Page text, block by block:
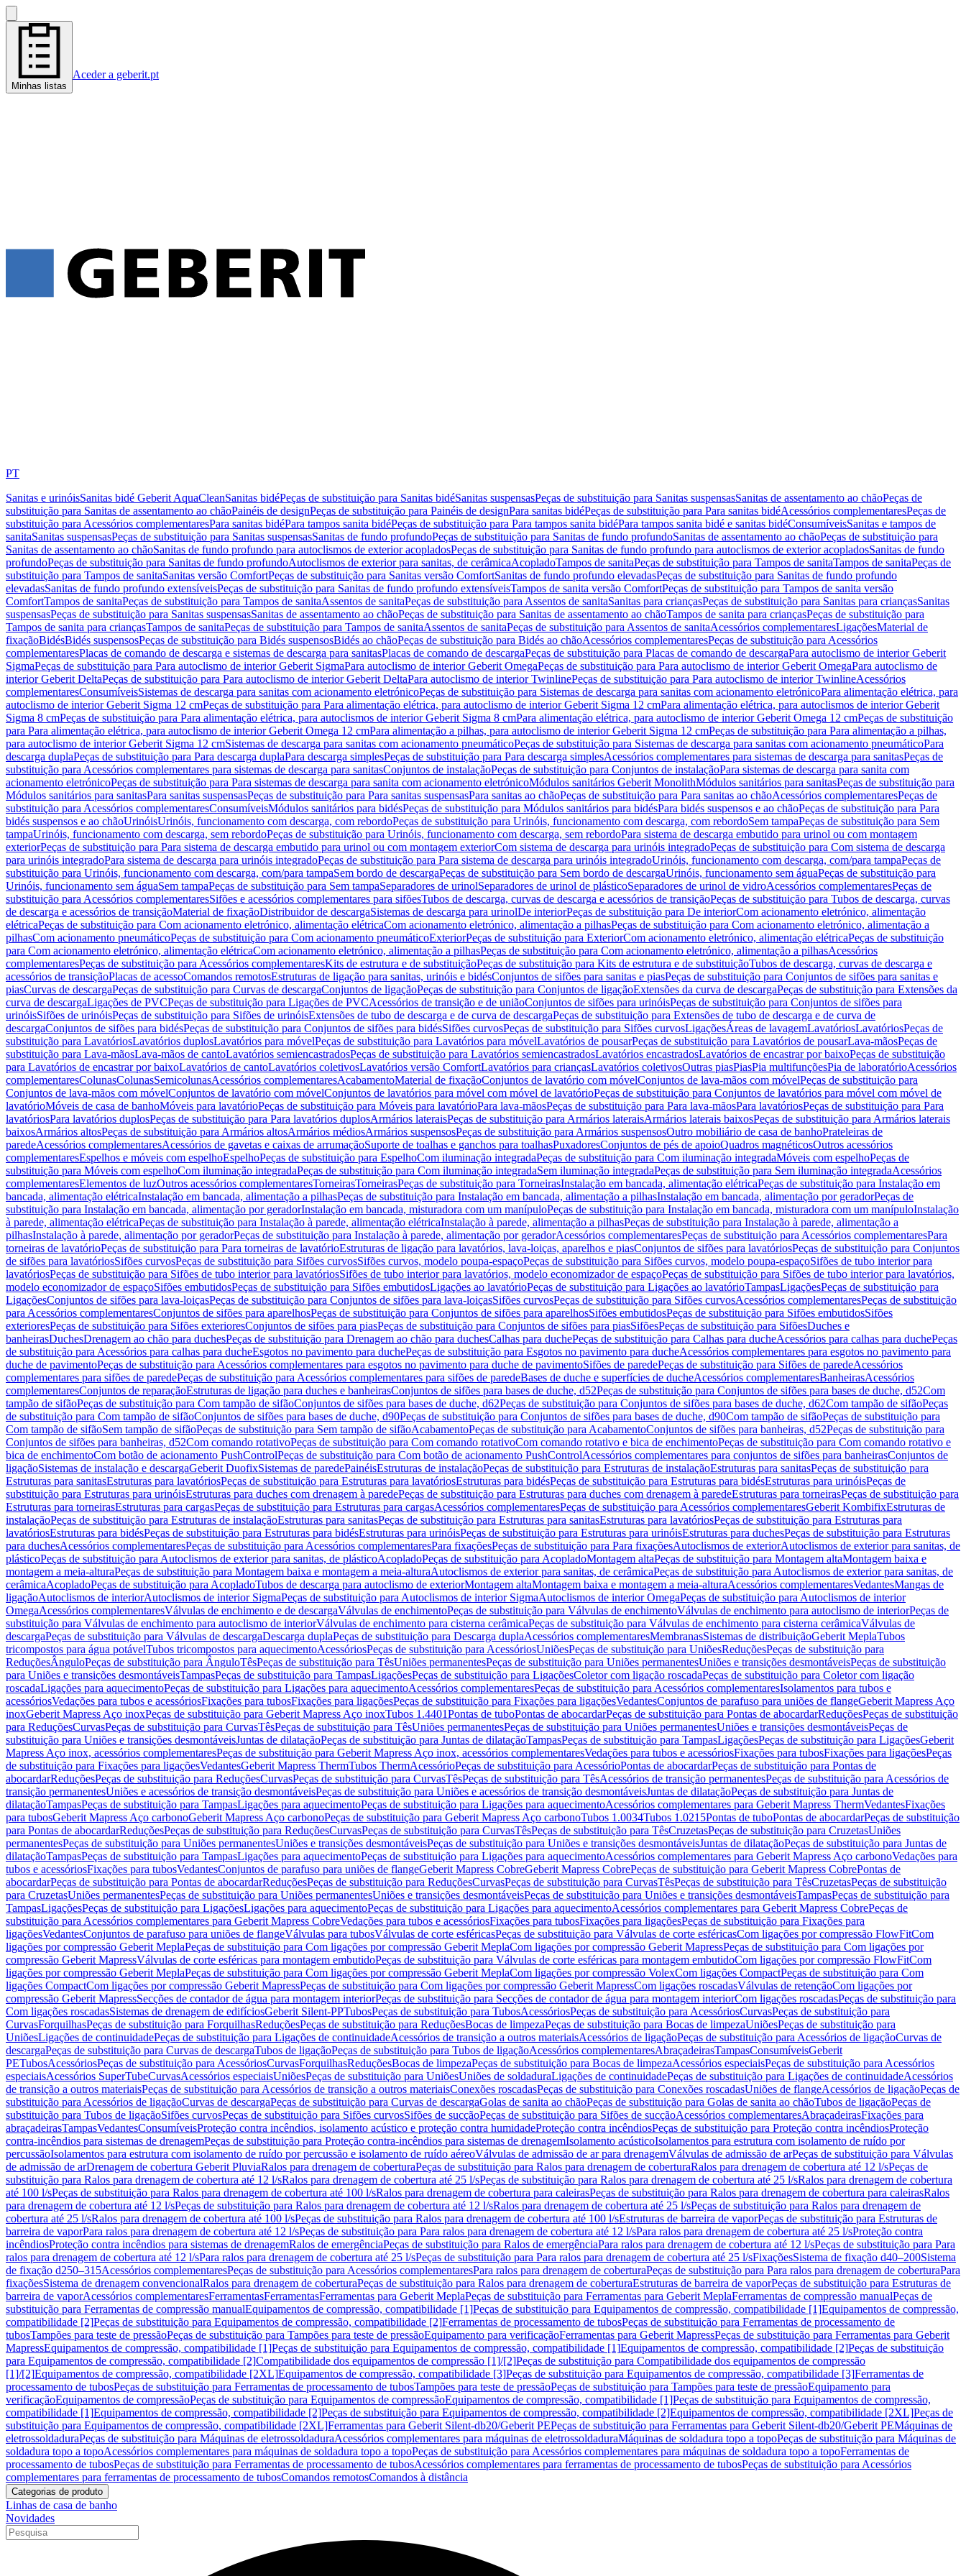
Minhas listas
Aceder a geberit.pt
PT
Sanitas e urinóisSanitas bidé Geberit AquaCleanSanitas bidéPeças de substituição para Sanitas bidéSanitas suspensasPeças de substituição para Sanitas suspensasSanitas de assentamento ao chãoPeças de
substituição para Sanitas de assentamento ao chãoPainéis de designPeças de substituição para Painéis de designPara sanitas bidéPeças de substituição para Para sanitas bidéAcessórios complementaresPeças de
substituição para Acessórios complementaresPara sanitas bidéPara tampos sanita bidéPeças de substituição para Para tampos sanita bidéPara tampos sanita bidé e sanitas bidéConsumíveisSanitas e tampos de
sanitaSanitas suspensasPeças de substituição para Sanitas suspensasSanitas de fundo profundoPeças de substituição para Sanitas de fundo profundoSanitas de assentamento ao chãoPeças de substituição para
Sanitas de assentamento ao chãoSanitas de fundo profundo para autoclismos de exterior acopladosPeças de substituição para Sanitas de fundo profundo para autoclismos de exterior acopladosSanitas de fundo
profundoPeças de substituição para Sanitas de fundo profundoAutoclismos de exterior para sanitas, de cerâmicaAcopladoTampos de sanitaPeças de substituição para Tampos de sanitaTampos de sanitaPeças de
substituição para Tampos de sanitaSanitas versão ComfortPeças de substituição para Sanitas versão ComfortSanitas de fundo profundo elevadasPeças de substituição para Sanitas de fundo profundo
elevadasSanitas de fundo profundo extensíveisPeças de substituição para Sanitas de fundo profundo extensíveisTampos de sanita versão ComfortPeças de substituição para Tampos de sanita versão
ComfortTampos de sanitaPeças de substituição para Tampos de sanitaAssentos de sanitaPeças de substituição para Assentos de sanitaSanitas para criançasPeças de substituição para Sanitas para criançasSanitas
suspensasPeças de substituição para Sanitas suspensasSanitas de assentamento ao chãoPeças de substituição para Sanitas de assentamento ao chãoTampos de sanita para criançasPeças de substituição para
Tampos de sanita para criançasTampos de sanitaPeças de substituição para Tampos de sanitaAssentos de sanitaPeças de substituição para Assentos de sanitaAcessórios complementaresLigaçõesMaterial de
fixaçãoBidésBidés suspensosPeças de substituição para Bidés suspensosBidés ao chãoPeças de substituição para Bidés ao chãoAcessórios complementaresPeças de substituição para Acessórios
complementaresPlacas de comando de descarga e sistemas de descarga para sanitasPlacas de comando de descargaPeças de substituição para Placas de comando de descargaPara autoclismo de interior Geberit
SigmaPeças de substituição para Para autoclismo de interior Geberit SigmaPara autoclismo de interior Geberit OmegaPeças de substituição para Para autoclismo de interior Geberit OmegaPara autoclismo de
interior Geberit DeltaPeças de substituição para Para autoclismo de interior Geberit DeltaPara autoclismo de interior TwinlinePeças de substituição para Para autoclismo de interior TwinlineAcessórios
complementaresConsumíveisSistemas de descarga para sanitas com acionamento eletrónicoPeças de substituição para Sistemas de descarga para sanitas com acionamento eletrónicoPara alimentação elétrica, para
autoclismo de interior Geberit Sigma 12 cmPeças de substituição para Para alimentação elétrica, para autoclismo de interior Geberit Sigma 12 cmPara alimentação elétrica, para autoclismos de interior Geberit
Sigma 8 cmPeças de substituição para Para alimentação elétrica, para autoclismos de interior Geberit Sigma 8 cmPara alimentação elétrica, para autoclismo de interior Geberit Omega 12 cmPeças de substituição
para Para alimentação elétrica, para autoclismo de interior Geberit Omega 12 cmPara alimentação a pilhas, para autoclismo de interior Geberit Sigma 12 cmPeças de substituição para Para alimentação a pilhas,
para autoclismo de interior Geberit Sigma 12 cmSistemas de descarga para sanitas com acionamento pneumáticoPeças de substituição para Sistemas de descarga para sanitas com acionamento pneumáticoPara
descarga duplaPeças de substituição para Para descarga duplaPara descarga simplesPeças de substituição para Para descarga simplesAcessórios complementares para sistemas de descarga para sanitasPeças de
substituição para Acessórios complementares para sistemas de descarga para sanitasConjuntos de instalaçãoPeças de substituição para Conjuntos de instalaçãoPara sistemas de descarga para sanita com
acionamento eletrónicoPeças de substituição para Para sistemas de descarga para sanita com acionamento eletrónicoMódulos sanitários Geberit MonolithMódulos sanitários para sanitasPeças de substituição para
Módulos sanitários para sanitasPara sanitas suspensasPeças de substituição para Para sanitas suspensasPara sanitas ao chãoPeças de substituição para Para sanitas ao chãoAcessórios complementaresPeças de
substituição para Acessórios complementaresConsumíveisMódulos sanitários para bidésPeças de substituição para Módulos sanitários para bidésPara bidés suspensos e ao chãoPeças de substituição para Para
bidés suspensos e ao chãoUrinóisUrinóis, funcionamento com descarga, com rebordoPeças de substituição para Urinóis, funcionamento com descarga, com rebordoSem tampaPeças de substituição para Sem
tampaUrinóis, funcionamento com descarga, sem rebordoPeças de substituição para Urinóis, funcionamento com descarga, sem rebordoPara sistema de descarga embutido para urinol ou com montagem
exteriorPeças de substituição para Para sistema de descarga embutido para urinol ou com montagem exteriorCom sistema de descarga para urinóis integradoPeças de substituição para Com sistema de descarga
para urinóis integradoPara sistema de descarga para urinóis integradoPeças de substituição para Para sistema de descarga para urinóis integradoUrinóis, funcionamento com descarga, com/para tampaPeças de
substituição para Urinóis, funcionamento com descarga, com/para tampaSem bordo de descargaPeças de substituição para Sem bordo de descargaUrinóis, funcionamento sem águaPeças de substituição para
Urinóis, funcionamento sem águaSem tampaPeças de substituição para Sem tampaSeparadores de urinolSeparadores de urinol de plásticoSeparadores de urinol de vidroAcessórios complementaresPeças de
substituição para Acessórios complementaresSifões e acessórios complementares para sifõesTubos de descarga, curvas de descarga e acessórios de transiçãoPeças de substituição para Tubos de descarga, curvas
de descarga e acessórios de transiçãoMaterial de fixaçãoDistribuidor de descargaSistemas de descarga para urinolDe interiorPeças de substituição para De interiorCom acionamento eletrónico, alimentação
elétricaPeças de substituição para Com acionamento eletrónico, alimentação elétricaCom acionamento eletrónico, alimentação a pilhasPeças de substituição para Com acionamento eletrónico, alimentação a
pilhasCom acionamento pneumáticoPeças de substituição para Com acionamento pneumáticoExteriorPeças de substituição para ExteriorCom acionamento eletrónico, alimentação elétricaPeças de substituição
para Com acionamento eletrónico, alimentação elétricaCom acionamento eletrónico, alimentação a pilhasPeças de substituição para Com acionamento eletrónico, alimentação a pilhasAcessórios
complementaresPeças de substituição para Acessórios complementaresKits de estrutura e de substituiçãoPeças de substituição para Kits de estrutura e de substituiçãoTubos de descarga, curvas de descarga e
acessórios de transiçãoPlacas de acessoComandos remotosEstruturas de ligação para sanitas, urinóis e bidésConjuntos de sifões para sanitas e piasPeças de substituição para Conjuntos de sifões para sanitas e
piasCurvas de descargaPeças de substituição para Curvas de descargaConjuntos de ligaçãoPeças de substituição para Conjuntos de ligaçãoExtensões da curva de descargaPeças de substituição para Extensões da
curva de descargaLigações de PVCPeças de substituição para Ligações de PVCAcessórios de transição e de uniãoConjuntos de sifões para urinóisPeças de substituição para Conjuntos de sifões para
urinóisSifões de urinóisPeças de substituição para Sifões de urinóisExtensões de tubo de descarga e de curva de descargaPeças de substituição para Extensões de tubo de descarga e de curva de
descargaConjuntos de sifões para bidésPeças de substituição para Conjuntos de sifões para bidésSifões curvosPeças de substituição para Sifões curvosLigaçõesÁreas de lavagemLavatóriosLavatóriosPeças de
substituição para LavatóriosLavatórios duplosLavatórios para móvelPeças de substituição para Lavatórios para móvelLavatórios de pousarPeças de substituição para Lavatórios de pousarLava-mãosPeças de
substituição para Lava-mãosLava-mãos de cantoLavatórios semiencastradosPeças de substituição para Lavatórios semiencastradosLavatórios encastradosLavatórios de encastrar por baixoPeças de substituição
para Lavatórios de encastrar por baixoLavatórios de cantoLavatórios coletivosLavatórios versão ComfortLavatórios para criançasLavatórios coletivosOutras piasPiasPia multifunçõesPia de laboratórioAcessórios
complementaresColunasColunasSemicolunasAcessórios complementaresAcabamentoMaterial de fixaçãoConjuntos de lavatório com móvelConjuntos de lava-mãos com móvelPeças de substituição para
Conjuntos de lava-mãos com móvelConjuntos de lavatório com móvelConjuntos de lavatórios para móvel com móvel de lavatórioPeças de substituição para Conjuntos de lavatórios para móvel com móvel de
lavatórioMóveis de casa de banhoMóveis para lavatórioPeças de substituição para Móveis para lavatórioPara lava-mãosPeças de substituição para Para lava-mãosPara lavatóriosPeças de substituição para Para
lavatóriosPara lavatórios duplosPeças de substituição para Para lavatórios duplosArmários lateraisPeças de substituição para Armários lateraisArmários laterais baixosPeças de substituição para Armários laterais
baixosArmários altosPeças de substituição para Armários altosArmários médiosArmários suspensosPeças de substituição para Armários suspensosOutro mobiliário de casa de banhoPrateleiras de
paredeAcessórios complementaresAcessórios de gavetas e caixas de arrumaçãoSuporte de toalhas e ganchos para toalhasPuxadoresConjuntos de pés de apoioQuadros magnéticosOutros acessórios
complementaresEspelhos e móveis com espelhoEspelhoPeças de substituição para EspelhoCom iluminação integradaPeças de substituição para Com iluminação integradaMóveis com espelhoPeças de
substituição para Móveis com espelhoCom iluminação integradaPeças de substituição para Com iluminação integradaSem iluminação integradaPeças de substituição para Sem iluminação integradaAcessórios
complementaresElementos de luzOutros acessórios complementaresTorneirasTorneirasPeças de substituição para TorneirasInstalação em bancada, alimentação elétricaPeças de substituição para Instalação em
bancada, alimentação elétricaInstalação em bancada, alimentação a pilhasPeças de substituição para Instalação em bancada, alimentação a pilhasInstalação em bancada, alimentação por geradorPeças de
substituição para Instalação em bancada, alimentação por geradorInstalação em bancada, misturadora com um manípuloPeças de substituição para Instalação em bancada, misturadora com um manípuloInstalação
à parede, alimentação elétricaPeças de substituição para Instalação à parede, alimentação elétricaInstalação à parede, alimentação a pilhasPeças de substituição para Instalação à parede, alimentação a
pilhasInstalação à parede, alimentação por geradorPeças de substituição para Instalação à parede, alimentação por geradorAcessórios complementaresPeças de substituição para Acessórios complementaresPara
torneiras de lavatórioPeças de substituição para Para torneiras de lavatórioEstruturas de ligação para lavatórios, lava-loiças, aparelhos e piasConjuntos de sifões para lavatóriosPeças de substituição para Conjuntos
de sifões para lavatóriosSifões curvosPeças de substituição para Sifões curvosSifões curvos, modelo poupa-espaçoPeças de substituição para Sifões curvos, modelo poupa-espaçoSifões de tubo interior para
lavatóriosPeças de substituição para Sifões de tubo interior para lavatóriosSifões de tubo interior para lavatórios, modelo economizador de espaçoPeças de substituição para Sifões de tubo interior para lavatórios,
modelo economizador de espaçoSifões embutidosPeças de substituição para Sifões embutidosLigações ao lavatórioPeças de substituição para Ligações ao lavatórioTampasLigaçõesPeças de substituição para
LigaçõesConjuntos de sifões para lava-loiçasPeças de substituição para Conjuntos de sifões para lava-loiçasSifões curvosPeças de substituição para Sifões curvosAcessórios complementaresPeças de substituição
para Acessórios complementaresConjuntos de sifões para aparelhosPeças de substituição para Conjuntos de sifões para aparelhosSifões embutidosPeças de substituição para Sifões embutidosSifões
exterioresPeças de substituição para Sifões exterioresConjuntos de sifões para piasPeças de substituição para Conjuntos de sifões para piasSifõesPeças de substituição para SifõesDuches e
banheirasDuchesDrenagem ao chão para duchesPeças de substituição para Drenagem ao chão para duchesCalhas para duchePeças de substituição para Calhas para ducheAcessórios para calhas para duchePeças
de substituição para Acessórios para calhas para ducheEsgotos no pavimento para duchePeças de substituição para Esgotos no pavimento para ducheAcessórios complementares para esgotos no pavimento para
duche de pavimentoPeças de substituição para Acessórios complementares para esgotos no pavimento para duche de pavimentoSifões de paredePeças de substituição para Sifões de paredeAcessórios
complementares para sifões de paredePeças de substituição para Acessórios complementares para sifões de paredeBases de duche e superfícies de ducheAcessórios complementaresBanheirasAcessórios
complementaresConjuntos de reparaçãoEstruturas de ligação para duches e banheirasConjuntos de sifões para bases de duche, d52Peças de substituição para Conjuntos de sifões para bases de duche, d52Com
tampão de sifãoPeças de substituição para Com tampão de sifãoConjuntos de sifões para bases de duche, d62Peças de substituição para Conjuntos de sifões para bases de duche, d62Com tampão de sifãoPeças
de substituição para Com tampão de sifãoConjuntos de sifões para bases de duche, d90Peças de substituição para Conjuntos de sifões para bases de duche, d90Com tampão de sifãoPeças de substituição para
Com tampão de sifãoSem tampão de sifãoPeças de substituição para Sem tampão de sifãoAcabamentoPeças de substituição para AcabamentoConjuntos de sifões para banheiras, d52Peças de substituição para
Conjuntos de sifões para banheiras, d52Com comando rotativoPeças de substituição para Com comando rotativoCom comando rotativo e bica de enchimentoPeças de substituição para Com comando rotativo e
bica de enchimentoCom botão de acionamento PushControlPeças de substituição para Com botão de acionamento PushControlAcessórios complementares para conjuntos de sifões para banheirasConjuntos de
ligaçãoSistemas de instalação e descargaGeberit DuofixSistemas de paredePainéisEstruturas de instalaçãoPeças de substituição para Estruturas de instalaçãoEstruturas para sanitasPeças de substituição para
Estruturas para sanitasEstruturas para lavatóriosPeças de substituição para Estruturas para lavatóriosEstruturas para bidésPeças de substituição para Estruturas para bidésEstruturas para urinóisPeças de
substituição para Estruturas para urinóisEstruturas para duches com drenagem à paredePeças de substituição para Estruturas para duches com drenagem à paredeEstruturas para torneirasPeças de substituição para
Estruturas para torneirasEstruturas para cargasPeças de substituição para Estruturas para cargasAcessórios complementaresPeças de substituição para Acessórios complementaresGeberit KombifixEstruturas de
instalaçãoPeças de substituição para Estruturas de instalaçãoEstruturas para sanitasPeças de substituição para Estruturas para sanitasEstruturas para lavatóriosPeças de substituição para Estruturas para
lavatóriosEstruturas para bidésPeças de substituição para Estruturas para bidésEstruturas para urinóisPeças de substituição para Estruturas para urinóisEstruturas para duchesPeças de substituição para Estruturas
para duchesAcessórios complementaresPeças de substituição para Acessórios complementaresPara fixaçõesPeças de substituição para Para fixaçõesAutoclismos de exteriorAutoclismos de exterior para sanitas, de
plásticoPeças de substituição para Autoclismos de exterior para sanitas, de plásticoAcopladoPeças de substituição para AcopladoMontagem altaPeças de substituição para Montagem altaMontagem baixa e
montagem a meia-alturaPeças de substituição para Montagem baixa e montagem a meia-alturaAutoclismos de exterior para sanitas, de cerâmicaPeças de substituição para Autoclismos de exterior para sanitas, de
cerâmicaAcopladoPeças de substituição para AcopladoTubos de descarga para autoclismo de exteriorMontagem altaMontagem baixa e montagem a meia-alturaAcessórios complementaresVedantesMangas de
ligaçãoAutoclismos de interiorAutoclismos de interior SigmaPeças de substituição para Autoclismos de interior SigmaAutoclismos de interior OmegaPeças de substituição para Autoclismos de interior
OmegaAcessórios complementaresVálvulas de enchimento e de descargaVálvulas de enchimentoPeças de substituição para Válvulas de enchimentoVálvulas de enchimento para autoclismo de interiorPeças de
substituição para Válvulas de enchimento para autoclismo de interiorVálvulas de enchimento para cisterna cerâmicaPeças de substituição para Válvulas de enchimento para cisterna cerâmicaVálvulas de
descargaPeças de substituição para Válvulas de descargaDescarga duplaPeças de substituição para Descarga duplaAcessórios complementaresMembranasSistemas de distribuiçãoGeberit MeplaTubos
tricompostos para água potávelTubos tricompostos para aquecimentoAcessóriosPeças de substituição para AcessóriosUniõesPeças de substituição para UniõesReduçõesPeças de substituição para
ReduçõesÂnguloPeças de substituição para ÂnguloTêsPeças de substituição para TêsUniões permanentesPeças de substituição para Uniões permanentesUniões e transições desmontáveisPeças de substituição
para Uniões e transições desmontáveisTampasPeças de substituição para TampasLigaçõesPeças de substituição para LigaçõesColetor com ligação roscadaPeças de substituição para Coletor com ligação
roscadaLigações para aquecimentoPeças de substituição para Ligações para aquecimentoAcessórios complementaresPeças de substituição para Acessórios complementaresIsolamentos para tubos e
acessóriosVedações para tubos e acessóriosFixações para tubosFixações para ligaçõesPeças de substituição para Fixações para ligaçõesVedantesConjuntos de parafuso para uniões de flangeGeberit Mapress Aço
inoxGeberit Mapress Aço inoxPeças de substituição para Geberit Mapress Aço inoxTubos 1.4401Pontas de tuboPontas de abocardarPeças de substituição para Pontas de abocardarReduçõesPeças de substituição
para ReduçõesCurvasPeças de substituição para CurvasTêsPeças de substituição para TêsUniões permanentesPeças de substituição para Uniões permanentesUniões e transições desmontáveisPeças de
substituição para Uniões e transições desmontáveisJuntas de dilataçãoPeças de substituição para Juntas de dilataçãoTampasPeças de substituição para TampasLigaçõesPeças de substituição para LigaçõesGeberit
Mapress Aço inox, acessórios complementaresPeças de substituição para Geberit Mapress Aço inox, acessórios complementaresVedações para tubos e acessóriosFixações para tubosFixações para ligaçõesPeças
de substituição para Fixações para ligaçõesVedantesGeberit Mapress ThermTubos ThermAcessórioPeças de substituição para AcessórioPontas de abocardarPeças de substituição para Pontas de
abocardarReduçõesPeças de substituição para ReduçõesCurvasPeças de substituição para CurvasTêsPeças de substituição para TêsAcessórios de transição permanentesPeças de substituição para Acessórios de
transição permanentesUniões e acessórios de transição desmontáveisPeças de substituição para Uniões e acessórios de transição desmontáveisJuntas de dilataçãoPeças de substituição para Juntas de
dilataçãoTampasPeças de substituição para TampasLigações para aquecimentoPeças de substituição para Ligações para aquecimentoAcessórios complementares para Geberit Mapress ThermVedantesFixações
para tubosGeberit Mapress Aço carbonoGeberit Mapress Aço carbonoPeças de substituição para Geberit Mapress Aço carbonoTubos 1.0034Tubos 1.0215Pontas de tuboPontas de abocardarPeças de substituição
para Pontas de abocardarReduçõesPeças de substituição para ReduçõesCurvasPeças de substituição para CurvasTêsPeças de substituição para TêsCruzetasPeças de substituição para CruzetasUniões
permanentesPeças de substituição para Uniões permanentesUniões e transições desmontáveisPeças de substituição para Uniões e transições desmontáveisJuntas de dilataçãoPeças de substituição para Juntas de
dilataçãoTampasPeças de substituição para TampasLigações para aquecimentoPeças de substituição para Ligações para aquecimentoAcessórios complementares para Geberit Mapress Aço carbonoVedações para
tubos e acessóriosFixações para tubosVedantesConjuntos de parafuso para uniões de flangeGeberit Mapress CobreGeberit Mapress CobrePeças de substituição para Geberit Mapress CobrePontas de
abocardarPeças de substituição para Pontas de abocardarReduçõesPeças de substituição para ReduçõesCurvasPeças de substituição para CurvasTêsPeças de substituição para TêsCruzetasPeças de substituição
para CruzetasUniões permanentesPeças de substituição para Uniões permanentesUniões e transições desmontáveisPeças de substituição para Uniões e transições desmontáveisTampasPeças de substituição para
TampasLigaçõesPeças de substituição para LigaçõesLigações para aquecimentoPeças de substituição para Ligações para aquecimentoAcessórios complementares para Geberit Mapress CobrePeças de
substituição para Acessórios complementares para Geberit Mapress CobreVedações para tubos e acessóriosFixações para tubosFixações para ligaçõesPeças de substituição para Fixações para
ligaçõesVedantesConjuntos de parafuso para uniões de flangeVálvulas para tubosVálvulas de corte esféricasPeças de substituição para Válvulas de corte esféricasCom ligações por compressão FlowFitCom
ligações por compressão Geberit MeplaPeças de substituição para Com ligações por compressão Geberit MeplaCom ligações por compressão Geberit MapressPeças de substituição para Com ligações por
compressão Geberit MapressVálvulas de corte esféricas para montagem embutidoPeças de substituição para Válvulas de corte esféricas para montagem embutidoCom ligações por compressão FlowFitCom
ligações por compressão Geberit MeplaPeças de substituição para Com ligações por compressão Geberit MeplaCom ligações por compressão VolexCom ligações CompactPeças de substituição para Com
ligações CompactCom ligações por compressão Geberit MapressPeças de substituição para Com ligações por compressão Geberit MapressCom ligações roscadasVálvulas de retençãoCom ligações por
compressão Geberit MapressSecções de contador de água para montagem interiorPeças de substituição para Secções de contador de água para montagem interiorCom ligações roscadasPeças de substituição para
Com ligações roscadasSistemas de drenagem de edifíciosGeberit Silent-PPTubosPeças de substituição para TubosAcessóriosPeças de substituição para AcessóriosCurvasPeças de substituição para
CurvasForquilhasPeças de substituição para ForquilhasReduçõesPeças de substituição para ReduçõesBocas de limpezaPeças de substituição para Bocas de limpezaUniõesPeças de substituição para
UniõesLigações de continuidadePeças de substituição para Ligações de continuidadeAcessórios de transição a outros materiaisAcessórios de ligaçãoPeças de substituição para Acessórios de ligaçãoCurvas de
descargaPeças de substituição para Curvas de descargaTubos de ligaçãoPeças de substituição para Tubos de ligaçãoAcessórios complementaresAbraçadeirasTampasConsumíveisGeberit
PETubosAcessóriosPeças de substituição para AcessóriosCurvasForquilhasReduçõesBocas de limpezaPeças de substituição para Bocas de limpezaAcessórios especiaisPeças de substituição para Acessórios
especiaisAcessórios SuperTubeCurvasAcessórios especiaisUniõesPeças de substituição para UniõesUniões de soldaduraLigações de continuidadePeças de substituição para Ligações de continuidadeAcessórios
de transição a outros materiaisPeças de substituição para Acessórios de transição a outros materiaisConexões roscadasPeças de substituição para Conexões roscadasUniões de flangeAcessórios de ligaçãoPeças de
substituição para Acessórios de ligaçãoCurvas de descargaPeças de substituição para Curvas de descargaGolas de sanita ao chãoPeças de substituição para Golas de sanita ao chãoTubos de ligaçãoPeças de
substituição para Tubos de ligaçãoSifões curvosPeças de substituição para Sifões curvosSifões de sucçãoPeças de substituição para Sifões de sucçãoAcessórios complementaresAbraçadeirasFixações para
abraçadeirasTampasVedantesConsumíveisProteção contra incêndios, isolamento acústico e proteção contra humidadeProteção contra incêndiosPeças de substituição para Proteção contra incêndiosProteção
contra-incêndios para sistemas de drenagemPeças de substituição para Proteção contra-incêndios para sistemas de drenagemIsolamento acústicoIsolamentos para estrutura com isolamento de ruído por
percussãoIsolamentos para estrutura com isolamento de ruído por percussão e isolamento de ruído aéreoVálvulas de admissão de ar para drenagemVálvulas de admissão de arPeças de substituição para Válvulas
de admissão de arDrenagem de cobertura Geberit PluviaRalos para drenagem de coberturaPeças de substituição para Ralos para drenagem de coberturaRalos para drenagem de cobertura até 12 l/sPeças de
substituição para Ralos para drenagem de cobertura até 12 l/sRalos para drenagem de cobertura até 25 l/sPeças de substituição para Ralos para drenagem de cobertura até 25 l/sRalos para drenagem de cobertura
até 100 l/sPeças de substituição para Ralos para drenagem de cobertura até 100 l/sRalos para drenagem de cobertura para caleirasPeças de substituição para Ralos para drenagem de cobertura para caleirasRalos
para drenagem de cobertura até 12 l/sPeças de substituição para Ralos para drenagem de cobertura até 12 l/sRalos para drenagem de cobertura até 25 l/sPeças de substituição para Ralos para drenagem de
cobertura até 25 l/sRalos para drenagem de cobertura até 100 l/sPeças de substituição para Ralos para drenagem de cobertura até 100 l/sEstruturas de barreira de vaporPeças de substituição para Estruturas de
barreira de vaporPara ralos para drenagem de cobertura até 12 l/sPeças de substituição para Para ralos para drenagem de cobertura até 12 l/sPara ralos para drenagem de cobertura até 25 l/sProteção contra
incêndiosProteção contra incêndios para sistemas de drenagemRalos de emergênciaPeças de substituição para Ralos de emergênciaPara ralos para drenagem de cobertura até 12 l/sPeças de substituição para Para
ralos para drenagem de cobertura até 12 l/sPara ralos para drenagem de cobertura até 25 l/sPeças de substituição para Para ralos para drenagem de cobertura até 25 l/sFixaçõesSistema de fixação d40–200Sistema
de fixação d250–315Acessórios complementaresPeças de substituição para Acessórios complementaresPara ralos para drenagem de coberturaPeças de substituição para Para ralos para drenagem de coberturaPara
fixaçõesSistema de drenagem convencionalRalos para drenagem de coberturaPeças de substituição para Ralos para drenagem de coberturaEstruturas de barreira de vaporPeças de substituição para Estruturas de
barreira de vaporAcessórios complementaresFerramentasFerramentasFerramentas para Geberit MeplaPeças de substituição para Ferramentas para Geberit MeplaFerramentas de compressão manualPeças de
substituição para Ferramentas de compressão manualEquipamentos de compressão, compatibilidade [1]Peças de substituição para Equipamentos de compressão, compatibilidade [1]Equipamentos de compressão,
compatibilidade [2]Peças de substituição para Equipamentos de compressão, compatibilidade [2]Ferramentas de processamento de tubosPeças de substituição para Ferramentas de processamento de
tubosTampões para teste de pressãoPeças de substituição para Tampões para teste de pressãoEquipamento para verificaçãoFerramentas para Geberit MapressPeças de substituição para Ferramentas para Geberit
MapressEquipamentos de compressão, compatibilidade [1]Peças de substituição para Equipamentos de compressão, compatibilidade [1]Equipamentos de compressão, compatibilidade [2]Peças de substituição
para Equipamentos de compressão, compatibilidade [2]Compatibilidade dos equipamentos de compressão [1]/[2]Peças de substituição para Compatibilidade dos equipamentos de compressão
[1]/[2]Equipamentos de compressão, compatibilidade [2XL]Equipamentos de compressão, compatibilidade [3]Peças de substituição para Equipamentos de compressão, compatibilidade [3]Ferramentas de
processamento de tubosPeças de substituição para Ferramentas de processamento de tubosTampões para teste de pressãoPeças de substituição para Tampões para teste de pressãoEquipamento para
verificaçãoEquipamentos de compressãoPeças de substituição para Equipamentos de compressãoEquipamentos de compressão, compatibilidade [1]Peças de substituição para Equipamentos de compressão,
compatibilidade [1]Equipamentos de compressão, compatibilidade [2]Peças de substituição para Equipamentos de compressão, compatibilidade [2]Equipamentos de compressão, compatibilidade [2XL]Peças de
substituição para Equipamentos de compressão, compatibilidade [2XL]Ferramentas para Geberit Silent-db20/Geberit PEPeças de substituição para Ferramentas para Geberit Silent-db20/Geberit PEMáquinas de
eletrossoldaduraPeças de substituição para Máquinas de eletrossoldaduraAcessórios complementares para máquinas de eletrossoldaduraMáquinas de soldadura topo a topoPeças de substituição para Máquinas de
soldadura topo a topoAcessórios complementares para máquinas de soldadura topo a topoPeças de substituição para Acessórios complementares para máquinas de soldadura topo a topoFerramentas de
processamento de tubosPeças de substituição para Ferramentas de processamento de tubosAcessórios complementares para ferramentas de processamento de tubosPeças de substituição para Acessórios
complementares para ferramentas de processamento de tubosComandos remotosComandos à distância
Categorias de produto
Linhas de casa de banho
Novidades